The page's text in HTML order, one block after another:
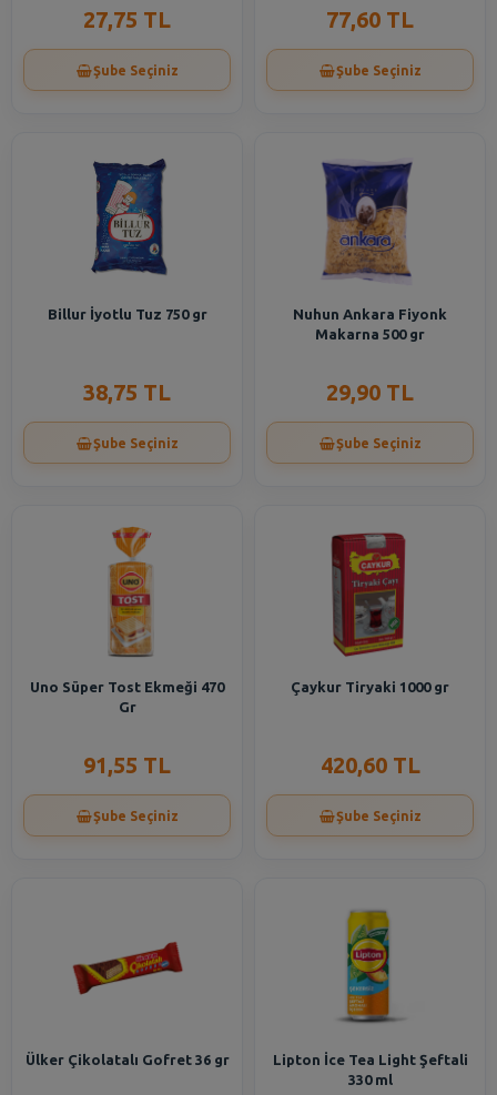
27,75 TL
Şube Seçiniz
77,60 TL
Şube Seçiniz
Billur İyotlu Tuz 750 gr
38,75 TL
Şube Seçiniz
Nuhun Ankara Fiyonk
Makarna 500 gr
29,90 TL
Şube Seçiniz
Uno Süper Tost Ekmeği 470
Gr
91,55 TL
Şube Seçiniz
Çaykur Tiryaki 1000 gr
420,60 TL
Şube Seçiniz
Ülker Çikolatalı Gofret 36 gr
Lipton İce Tea Light Şeftali
330 ml